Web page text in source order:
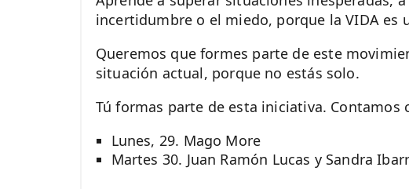
incertidumbre o el miedo, porque la VIDA es
Queremos que formes parte de este
situación actual, porque no estás solo.
Tú formas parte de esta iniciativa. Contamos
Lunes, 29. Mago More
Martes 30. Juan Ramón Lucas y Sandra